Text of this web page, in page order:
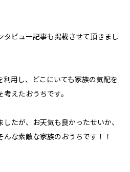
ビュー記事も掲載させて頂きまし
用し、どこにいても家族の気配を
えたおうちです。
たが、お天気も良かったせいか、
な素敵な家族のおうちです！！